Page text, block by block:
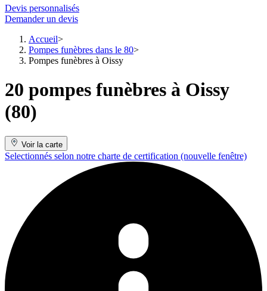
Devis personnalisés
Demander un devis
Accueil
Pompes funèbres dans le 80
Pompes funèbres à Oissy
20 pompes funèbres à Oissy
(80)
Voir la carte
Selectionnés selon notre charte de certification (nouvelle fenêtre)